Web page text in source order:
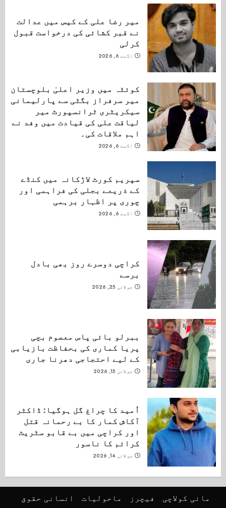
میر رضا علی کے کیس میں عدالت
نے قبر کشائی کی درخواست قبول
کرلی
اگست 6, 2026
کوئٹہ میں وزیر اعلیٰ بلوچستان
میر سرفراز بگٹی سے پارلیمانی
سیکریٹری ٹرانسپورٹ میر
لیاقت علی کی قیادت میں وفد نے
اہم ملاقات کی۔
اگست 6, 2026
سپریم کورٹ لاڑکانہ میں کنڈے
کے ذریعے بجلی کی فراہمی اور
چوری پر اظہار برہمی
اگست 6, 2026
کراچی دوسرے روز بھی بادل
برسے
جولائی 25, 2026
ببرلو بائی پاس معصوم بچی
پریا کماری کی بحفاظت بازیابی
کے لیے احتجاجی دھرنا جاری
جولائی 15, 2026
اُمید کا چراغ گل ہوگیا: ڈاکٹر
آکاش کمار کا بے رحمانہ قتل
اور کراچی میں بے قابو سٹریٹ
کرائم کا ناسور
جولائی 14, 2026
مائی کولاچی فیچرز ماحولیات
انسانی حقوق